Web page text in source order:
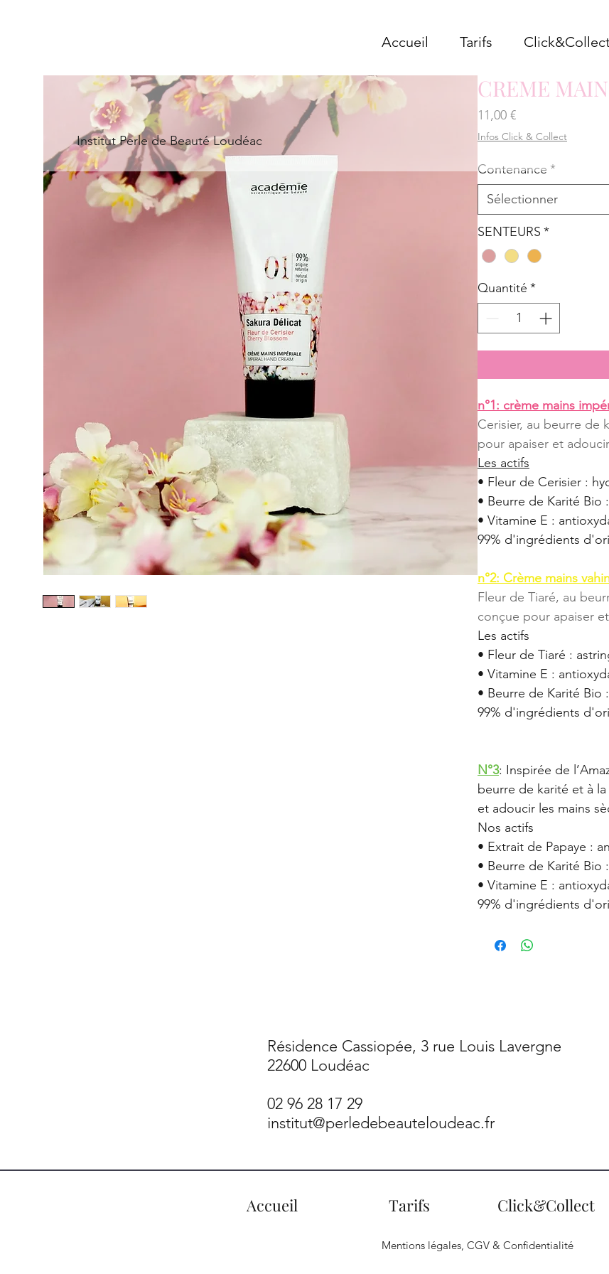
Institut Perle de Beauté Loudéac
Accueil Tarifs
CREME
11,00 €Prix
Infos Click & Collect
Contenance *
Sélectionner
SENTEURS *
Quantité *
n°1: crème mains
Cerisier, au beurre de
pour apaiser et
Les actifs
• Fleur de Cerisier :
• Beurre de Karité Bio
• Vitamine E :
99% d'ingrédients
n°2: Crème mains
Fleur de Tiaré, au
conçue pour apaiser
Les actifs
• Fleur de Tiaré :
• Vitamine E :
• Beurre de Karité
99% d'ingrédients
N°3: Inspirée de
beurre de karité et à
et adoucir les mains
Nos actifs
• Extrait de Papaye :
• Beurre de Karité
• Vitamine E :
99% d'ingrédients
Résidence Cassiopée, 3 rue Louis Lavergne
22600 Loudéac
02 96 28 17 29
institut@perledebeauteloudeac.fr
Accueil Tarifs Click&Collect
Mentions légales, CGV & Confidentialité